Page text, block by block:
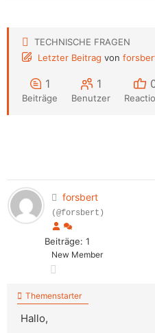
TECHNISCHE FRAGEN
Letzter Beitrag von
1
Beiträge
1
Benutzer
forsbert
(@forsbert)
Beiträge: 1
New Member
Themenstarter
Hallo,